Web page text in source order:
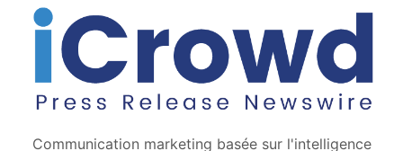
Communication marketing basée sur l'intelligence